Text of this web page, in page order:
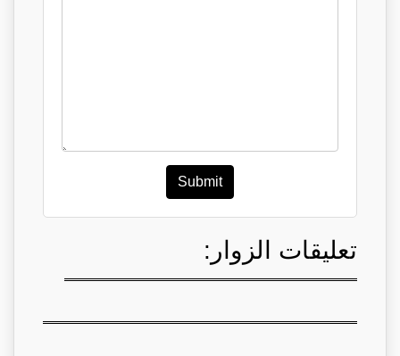
Submit
تعليقات الزوار: